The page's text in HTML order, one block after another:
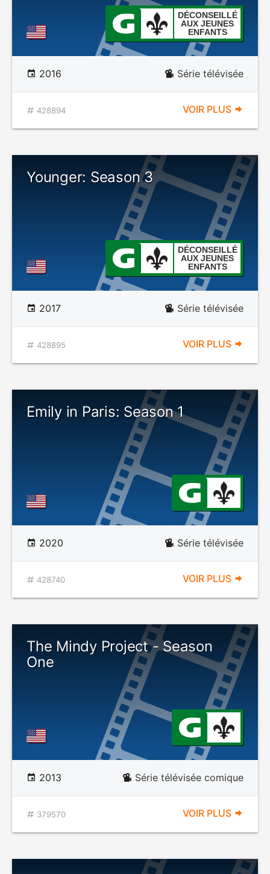
DÉCONSEILLÉ
AUX JEUNES
ENFANTS
2016 Série télévisée
428894 VOIR PLUS
Younger: Season 3
DÉCONSEILLÉ
AUX JEUNES
ENFANTS
2017 Série télévisée
428895 VOIR PLUS
Emily in Paris: Season 1
2020 Série télévisée
428740 VOIR PLUS
The Mindy Project - Season
One
2013 Série télévisée comique
379570 VOIR PLUS